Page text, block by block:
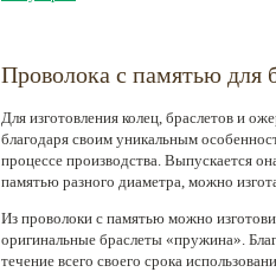
Проволока с памятью для
Для изготовления колец, браслетов и
благодаря своим уникальным
процессе производства. Выпускается
памятью разного диаметра, можно
Из проволоки с памятью можно
оригинальные браслеты «пружина».
течение всего своего срока